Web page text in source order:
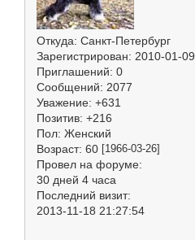
Откуда: Санкт-Петербург
Зарегистрирован: 2010-01-09
Приглашений: 0
Сообщений: 2077
Уважение: +631
Позитив: +216
Пол: Женский
Возраст: 60 [1966-03-26]
Провел на форуме:
30 дней 4 часа
Последний визит:
2013-11-18 21:27:54